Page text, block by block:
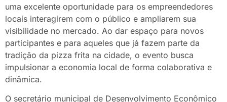
uma excelente oportunidade para os empreendedores
locais interagirem com o público e ampliarem sua
visibilidade no mercado. Ao dar espaço para novos
participantes e para aqueles que já fazem parte da
tradição da pizza frita na cidade, o evento busca
impulsionar a economia local de forma colaborativa e
dinâmica.
O secretário municipal de Desenvolvimento Econômico